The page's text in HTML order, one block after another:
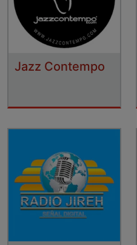
Jazz Contempo